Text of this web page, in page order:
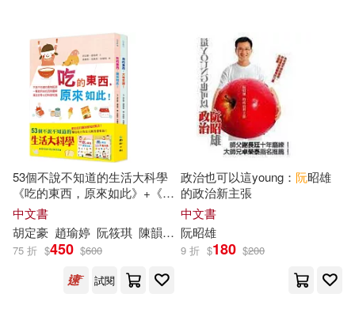
浦澤直樹(29) 漢竹(29)
醉琉璃(28) Mellow Moon(27)
いのうえみたん(27)
二丸修一(27) 崔鍾雷(27)
燦々SUN(27)
經濟管理出版社(188)
電子工業出版社(182)
新竹市文化局(175)
上海人民出版社(172)
其他 (可複選)
現在可購買商品(18039)
價格
範圍
53個不說不知道的生活大科學
《吃的東西，原來如此》+《用
的東西，大有來頭》兩冊合售
中文書
胡定豪 趙瑜婷 阮筱琪 陳韻竹 黃正勇
75 折 $450 $600
試閱
政治也可以這young： 阮昭雄
的政治新主張
中文書
阮昭雄
9 折 $180 $200